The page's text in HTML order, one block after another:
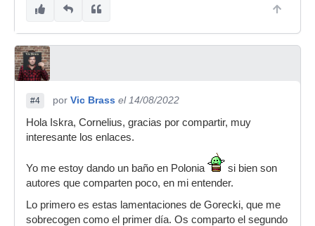
#4 por Vic Brass el 14/08/2022
Hola Iskra, Cornelius, gracias por compartir, muy
interesante los enlaces.
Yo me estoy dando un baño en Polonia
si bien son
autores que comparten poco, en mi entender.
Lo primero es estas lamentaciones de Gorecki, que me
sobrecogen como el primer día. Os comparto el segundo